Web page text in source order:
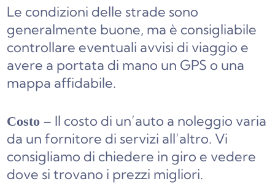
Le condizioni delle strade sono
generalmente buone, ma è consigliabile
controllare eventuali avvisi di viaggio e
avere a portata di mano un GPS o una
mappa affidabile.
Costo – Il costo di un’auto a noleggio varia
da un fornitore di servizi all’altro. Vi
consigliamo di chiedere in giro e vedere
dove si trovano i prezzi migliori.